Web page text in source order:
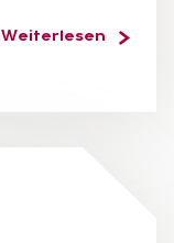
Weiterlesen